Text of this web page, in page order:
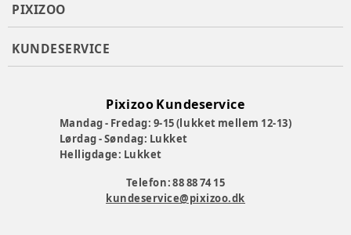
PIXIZOO
KUNDESERVICE
Pixizoo Kundeservice
Mandag - Fredag: 9-15 (lukket mellem 12-13)
Lørdag - Søndag: Lukket
Helligdage: Lukket
Telefon: 88 88 74 15
kundeservice@pixizoo.dk